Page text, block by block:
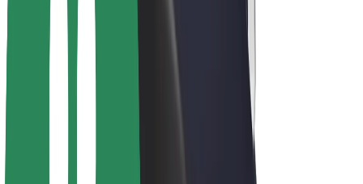
Kurjeri
Kurjerpartnera ieņēmumi